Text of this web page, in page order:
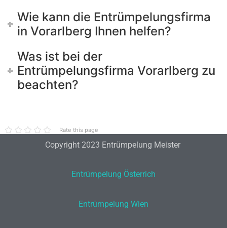
Wie kann die Entrümpelungsfirma
in Vorarlberg Ihnen helfen?
Was ist bei der
Entrümpelungsfirma Vorarlberg zu
beachten?
Rate this page
Copyright 2023 Entrümpelung Meister
Entrümpelung Österrich
Entrümpelung Wien